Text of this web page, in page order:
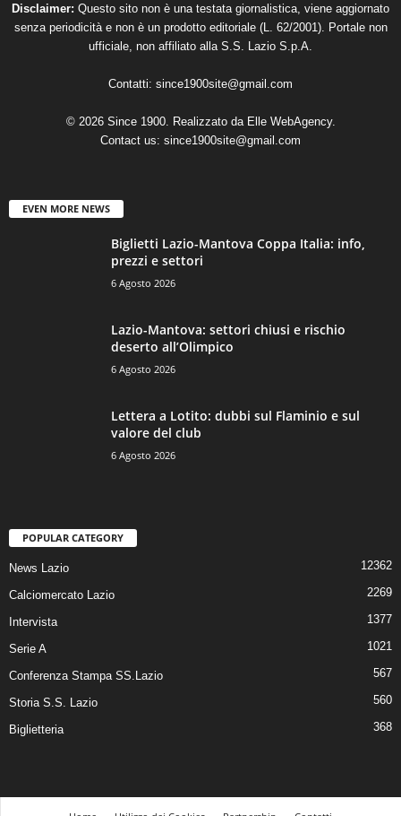
Disclaimer: Questo sito non è una testata giornalistica, viene aggiornato
senza periodicità e non è un prodotto editoriale (L. 62/2001). Portale non
ufficiale, non affiliato alla S.S. Lazio S.p.A.
Contatti: since1900site@gmail.com
© 2026 Since 1900. Realizzato da Elle WebAgency.
Contact us: since1900site@gmail.com
EVEN MORE NEWS
Biglietti Lazio-Mantova Coppa Italia: info,
prezzi e settori
6 Agosto 2026
Lazio-Mantova: settori chiusi e rischio
deserto all’Olimpico
6 Agosto 2026
Lettera a Lotito: dubbi sul Flaminio e sul
valore del club
6 Agosto 2026
POPULAR CATEGORY
News Lazio 12362
Calciomercato Lazio 2269
Intervista 1377
Serie A 1021
Conferenza Stampa SS.Lazio 567
Storia S.S. Lazio 560
Biglietteria 368